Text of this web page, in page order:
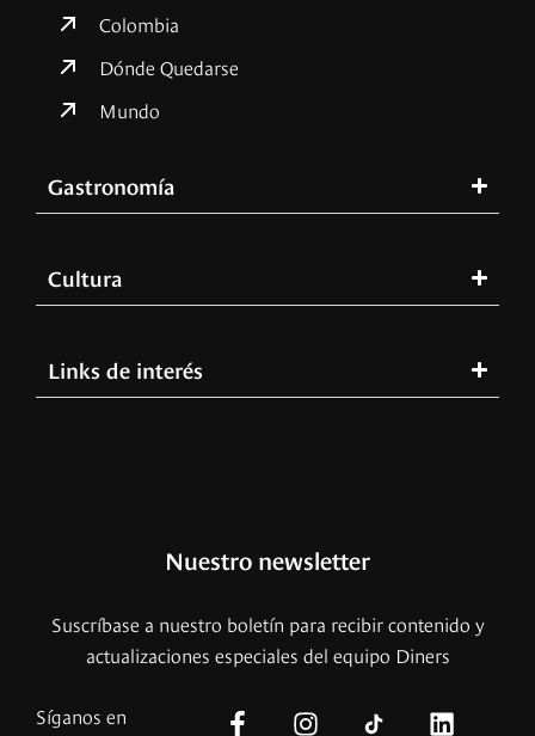
Colombia
Dónde Quedarse
Mundo
Gastronomía
Cultura
Links de interés
Nuestro newsletter
Suscríbase a nuestro boletín para recibir contenido y
actualizaciones especiales del equipo Diners
Síganos en